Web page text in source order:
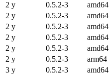
2 y
0.5.2-3 amd64
2 y
0.5.2-3 amd64
2 y
0.5.2-3 amd64
2 y
0.5.2-3 amd64
2 y
0.5.2-3 amd64
2 y
0.5.2-3 arm64
3 y
0.5.2-3 amd64